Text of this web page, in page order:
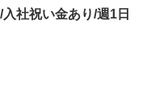
社祝い金あり/週1日